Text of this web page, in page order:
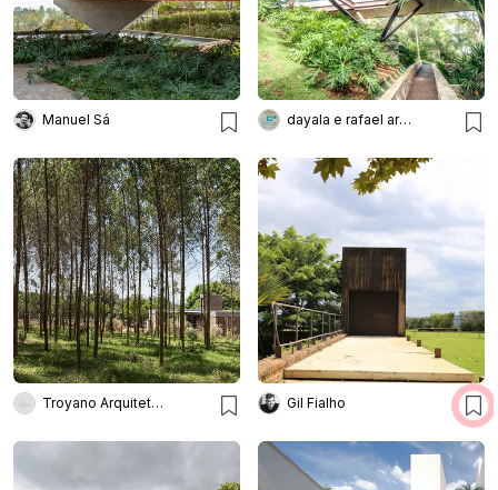
Manuel Sá dayala e rafael arquitetos associados
Troyano Arquitetura Gil Fialho